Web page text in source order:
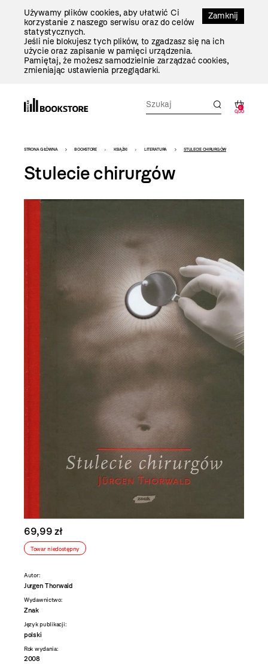
Zamknij
Używamy plików cookies, aby ułatwić Ci
korzystanie z naszego serwisu oraz do celów
statystycznych.
Jeśli nie blokujesz tych plików, to zgadzasz się na ich
użycie oraz zapisanie w pamięci urządzenia.
Pamiętaj, że możesz samodzielnie zarządzać cookies,
zmieniając ustawienia przeglądarki.
0
0,00
Bookstore
-
szablon
szczegóły
STRONA GŁÓWNA BOOKSTORE KSIĄŻKI LITERATURA STULECIE CHIRURGÓW
Stulecie chirurgów
69,99 zł
Towar niedostępny
Autor:
Jurgen Thorwald
Wydawnictwo:
Znak
Język publikacji:
polski
Rok wydania:
2008